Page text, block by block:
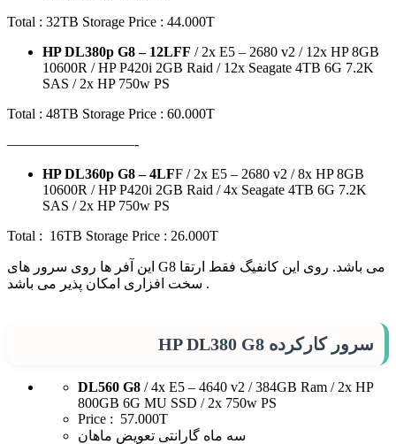
Total : 32TB Storage Price : 44.000T
HP DL380p G8 – 12LFF / 2x E5 – 2680 v2 / 12x HP 8GB
10600R / HP P420i 2GB Raid / 12x Seagate 4TB 6G 7.2K
SAS / 2x HP 750w PS
Total : 48TB Storage Price : 60.000T
—————————-
HP DL360p G8 – 4LFF / 2x E5 – 2680 v2 / 8x HP 8GB
10600R / HP P420i 2GB Raid / 4x Seagate 4TB 6G 7.2K
SAS / 2x HP 750w PS
Total : 16TB Storage Price : 26.000T
این آفر ها روی سرور های G8 می باشد. روی این کانفیگ فقط ارتقا
سخت افزاری امکان پذیر می باشد .
سرور کارکرده HP DL380 G8
DL560 G8 / 4x E5 – 4640 v2 / 384GB Ram / 2x HP
800GB 6G MU SSD / 2x 750w PS
Price : 57.000T
سه ماه گارانتی تعویض ماهان